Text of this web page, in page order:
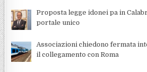
Proposta legge idonei pa in
portale unico
Associazioni chiedono fermata
il collegamento con Roma